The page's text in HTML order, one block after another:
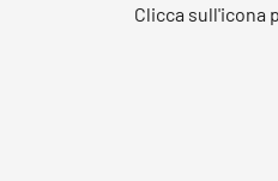
Clicca sull'icona